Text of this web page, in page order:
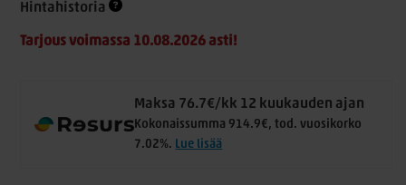
Hintahistoria
Tarjous voimassa 10.08.2026 asti!
Maksa 76.7€/kk 12 kuukauden ajan
Kokonaissumma 914.9€, tod. vuosikorko
7.02%. Lue lisää